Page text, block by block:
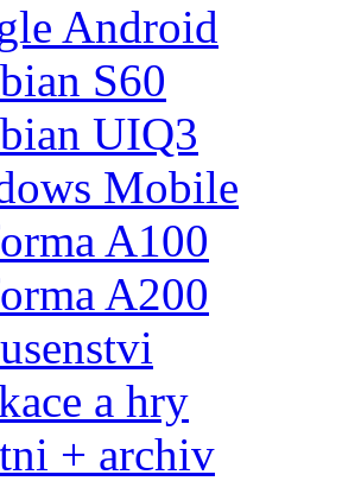
Android
S60
UIQ3
Mobile
A100
A200
a hry
+ archiv